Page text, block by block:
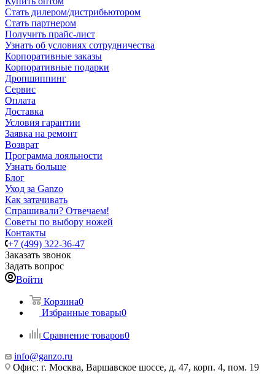
Стать дилером/дистрибьютором
Стать партнером
Получить прайс-лист
Узнать об условиях сотрудничества
Корпоративные заказы
Корпоративные подарки
Дропшиппинг
Сервис
Оплата
Доставка
Условия гарантии
Заявка на ремонт
Возврат
Программа лояльности
Узнать больше
Блог
Уход за Ganzo
Как затачивать
Спрашивали? Отвечаем!
Советы по выбору ножей
Контакты
+7 (499) 322-36-47
Заказать звонок
Задать вопрос
Войти
Корзина0
Избранные товары0
Сравнение товаров0
info@ganzo.ru
Офис: г. Москва, Варшавское шоссе, д. 47, корп. 4, пом. 19